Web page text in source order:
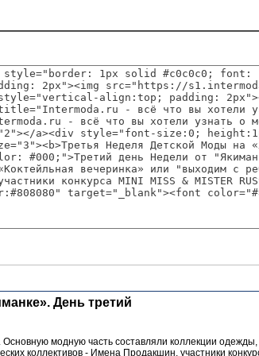
День третий
модную часть составляли коллекции
коллективов - Имена Продакшин, участники